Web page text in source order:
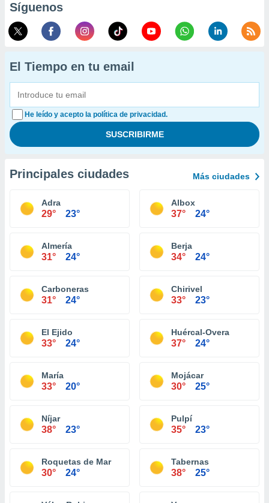
Síguenos
El Tiempo en tu email
He leído y acepto la política de privacidad.
Principales ciudades Más ciudades
Adra
29° 23°
Albox
37° 24°
Almería
31° 24°
Berja
34° 24°
Carboneras
31° 24°
Chirivel
33° 23°
El Ejido
33° 24°
Huércal-Overa
37° 24°
María
33° 20°
Mojácar
30° 25°
Níjar
38° 23°
Pulpí
35° 23°
Roquetas de Mar
30° 24°
Tabernas
38° 25°